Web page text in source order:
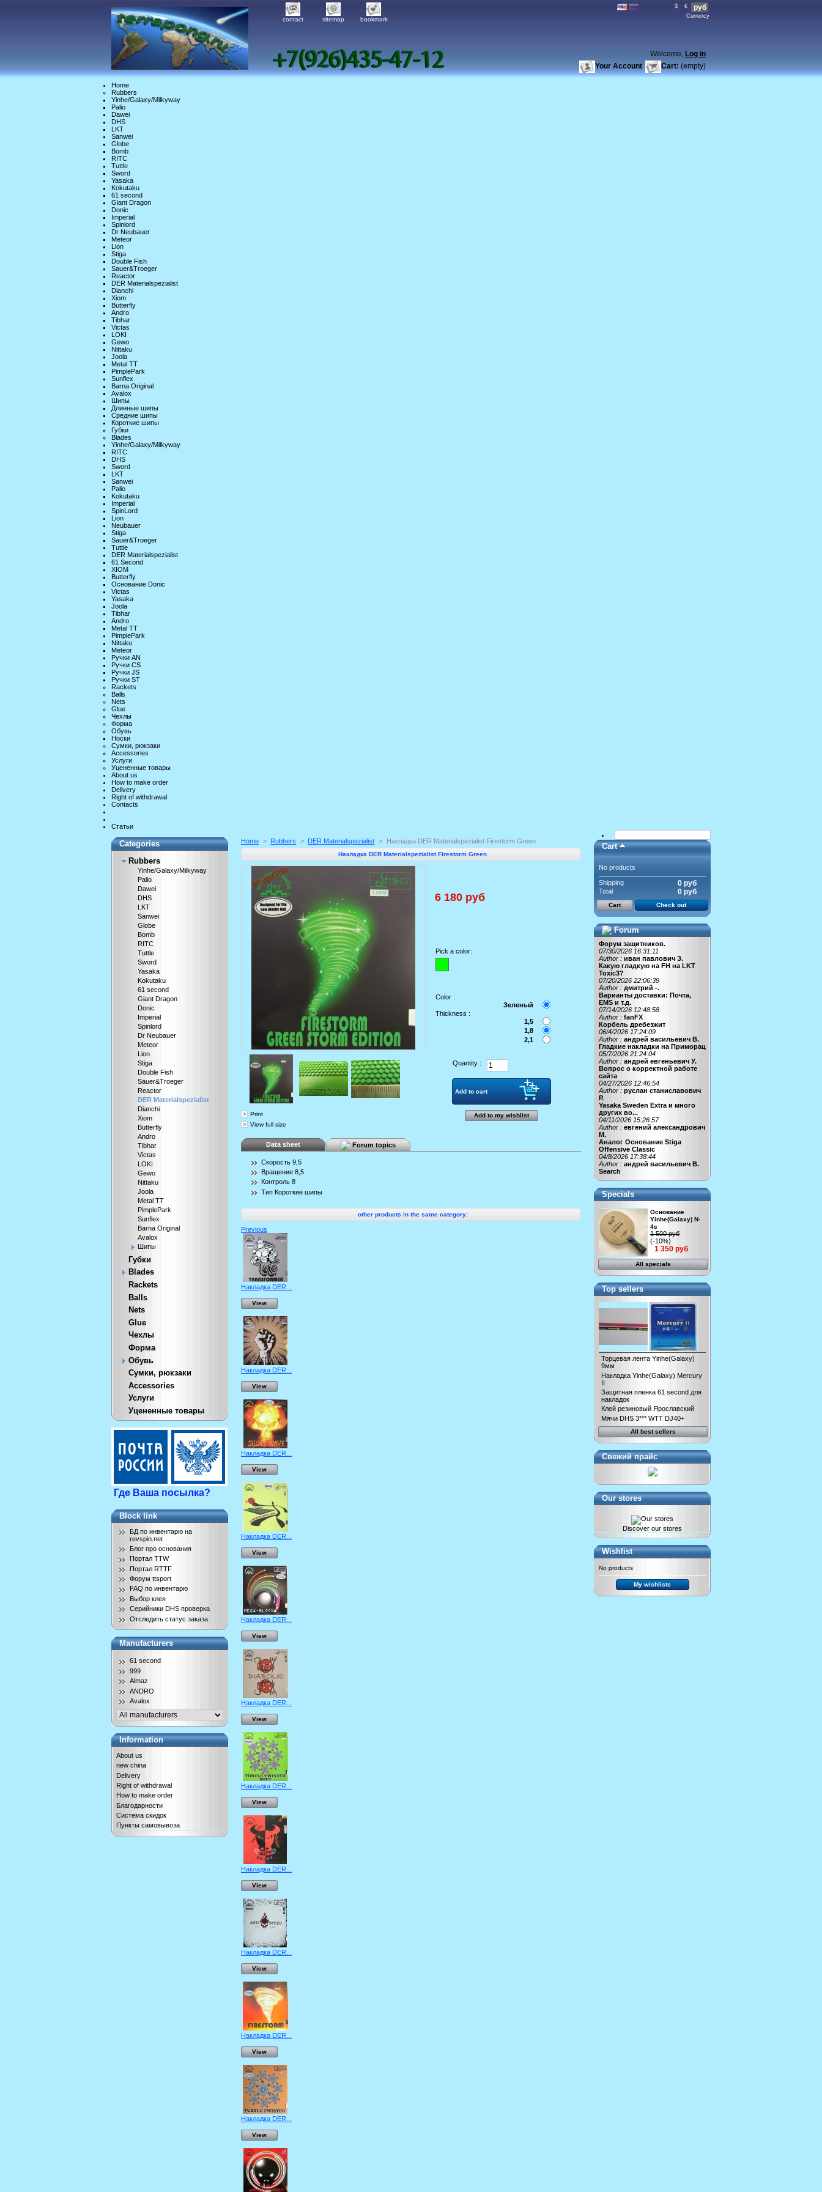
$ € руб
Currency
contact sitemap bookmark
Welcome, Log in
Cart: (empty)
Your Account
Home
Rubbers
Yinhe/Galaxy/Milkyway
Palio
Dawei
DHS
LKT
Sanwei
Globe
Bomb
RITC
Tuttle
Sword
Yasaka
Kokutaku
61 second
Giant Dragon
Donic
Imperial
Spinlord
Dr Neubauer
Meteor
Lion
Stiga
Double Fish
Sauer&Troeger
Reactor
DER Materialspezialist
Dianchi
Xiom
Butterfly
Andro
Tibhar
Victas
LOKI
Gewo
Nittaku
Joola
Metal TT
PimplePark
Sunflex
Barna Original
Avalox
Шипы
Длинные шипы
Средние шипы
Короткие шипы
Губки
Blades
Yinhe/Galaxy/Milkyway
RITC
DHS
Sword
LKT
Sanwei
Palio
Kokutaku
Imperial
SpinLord
Lion
Neubauer
Stiga
Sauer&Troeger
Tuttle
DER Materialspezialist
61 Second
XIOM
Butterfly
Основание Donic
Victas
Yasaka
Joola
Tibhar
Andro
Metal TT
PimplePark
Nittaku
Meteor
Ручки AN
Ручки CS
Ручки JS
Ручки ST
Rackets
Balls
Nets
Glue
Чехлы
Форма
Обувь
Носки
Сумки, рюкзаки
Accessories
Услуги
Уцененные товары
About us
How to make order
Delivery
Right of withdrawal
Contacts
Статьи
Categories
Rubbers
Yinhe/Galaxy/Milkyway
Palio
Dawei
DHS
LKT
Sanwei
Globe
Bomb
RITC
Tuttle
Sword
Yasaka
Kokutaku
61 second
Giant Dragon
Donic
Imperial
Spinlord
Dr Neubauer
Meteor
Lion
Stiga
Double Fish
Sauer&Troeger
Reactor
DER Materialspezialist
Dianchi
Xiom
Butterfly
Andro
Tibhar
Victas
LOKI
Gewo
Nittaku
Joola
Metal TT
PimplePark
Sunflex
Barna Original
Avalox
Шипы
Губки
Blades
Rackets
Balls
Nets
Glue
Чехлы
Форма
Обувь
Сумки, рюкзаки
Accessories
Услуги
Уцененные товары
Где Ваша посылка?
Block link
БД по инвентарю на
revspin.net
Блог про основания
Портал TTW
Портал RTTF
Форум ttsport
FAQ по инвентарю
Выбор клея
Серийники DHS проверка
Отследить статус заказа
Manufacturers
61 second
999
Almaz
ANDRO
Avalox
Information
About us
new china
Delivery
Right of withdrawal
How to make order
Благодарности
Система скидок
Пункты самовывоза
Home > Rubbers > DER Materialspezialist > Накладка DER Materialspezialist Firestorm Green
Накладка DER Materialspezialist Firestorm Green
Print
View full size
6 180 руб
Pick a color:
Color :
Зеленый
Thickness :
1,5
1,8
2,1
Quantity :
Add to my wishlist
Data sheet Forum topics
Скорость 9,5
Вращение 8,5
Контроль 8
Тип Короткие шипы
other products in the same category:
Previous
Накладка DER...
View
Накладка DER...
View
Накладка DER...
View
Накладка DER...
View
Накладка DER...
View
Накладка DER...
View
Накладка DER...
View
Накладка DER...
View
Накладка DER...
View
Накладка DER...
View
Накладка DER...
View
Cart
No products
Shipping 0 руб
Total 0 руб
Cart Check out
Forum
Форум защитников.
07/30/2026 16:31:11
Author : иван павлович З.
Какую гладкую на FH на LKT
Toxic3?
07/20/2026 22:06:39
Author : дмитрий -.
Варианты доставки: Почта,
EMS и т.д.
07/14/2026 12:48:58
Author : fanFX
Корбель дребезжит
06/4/2026 17:24:09
Author : андрей васильевич В.
Гладкие накладки на Приморац
05/7/2026 21:24:04
Author : андрей евгеньевич У.
Вопрос о корректной работе
сайта
04/27/2026 12:46:54
Author : руслан станиславович
Р.
Yasaka Sweden Extra и много
других во...
04/11/2026 15:26:57
Author : евгений александрович
М.
Аналог Основание Stiga
Offensive Classic
04/8/2026 17:38:44
Author : андрей васильевич В.
Search
Specials
Основание
Yinhe(Galaxy) N-
4s
1 500 руб
(-10%)
1 350 руб
All specials
Top sellers
Торцевая лента Yinhe(Galaxy)
9мм
Накладка Yinhe(Galaxy) Mercury
II
Защитная пленка 61 second для
накладок
Клей резиновый Ярославский
Мячи DHS 3*** WTT DJ40+
All best sellers
Свежий прайс
Our stores
Discover our stores
Wishlist
No products
My wishlists